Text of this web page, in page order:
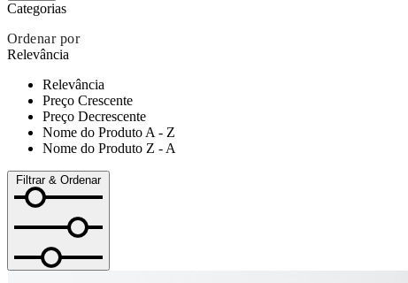
Categorias
Ordenar por
Relevância
Relevância
Preço Crescente
Preço Decrescente
Nome do Produto A - Z
Nome do Produto Z - A
Filtrar & Ordenar